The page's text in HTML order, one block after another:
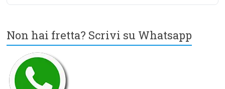
Non hai fretta? Scrivi su Whatsapp